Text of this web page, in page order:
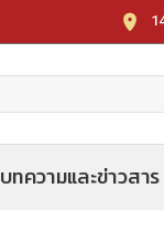
บทความและข่าวสาร